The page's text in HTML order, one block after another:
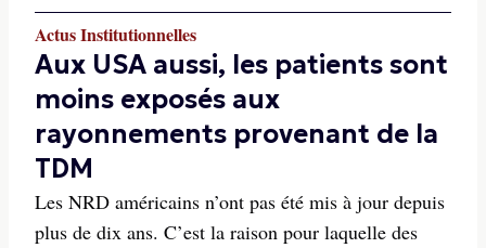
Actus Institutionnelles
Aux USA aussi, les patients sont
moins exposés aux
rayonnements provenant de la
TDM
Les NRD américains n’ont pas été mis à jour depuis
plus de dix ans. C’est la raison pour laquelle des